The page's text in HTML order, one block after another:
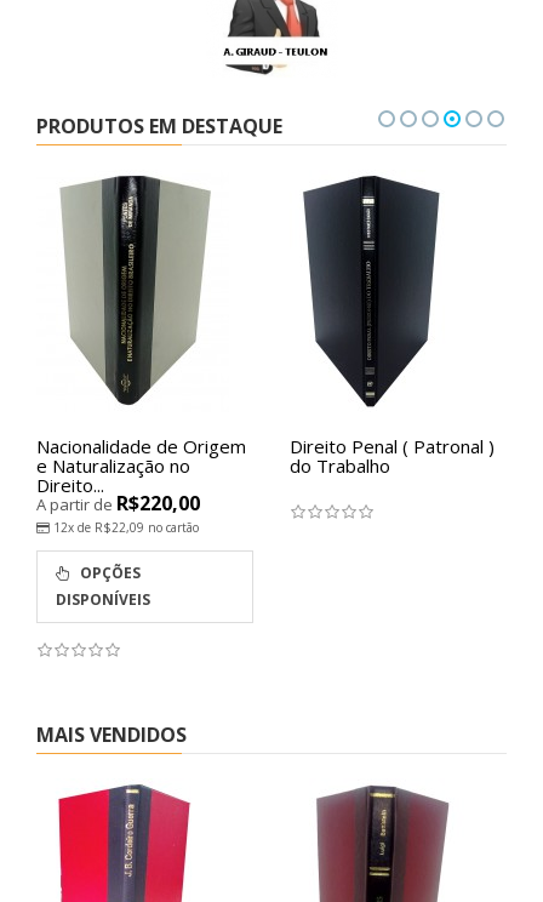
PRODUTOS EM DESTAQUE
Direito Penal ( Patronal )
do Trabalho
Direito ao
Desenvolvimento
Significados e...
R$117,50
MAIS VENDIDOS